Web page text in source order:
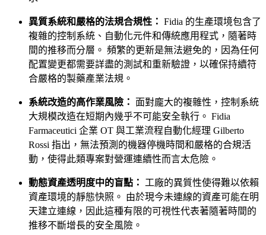
異質系統和嚴格的法規合規性： Fidia 的生產環境包含了
複雜的控制系統、自動化元件和傳統應用程式，隨著時
間的推移而分層。 頻繁的更新是無法避免的，因為任何
配置變更都需要詳盡的測試和重新驗證，以確保持續符
合嚴格的製藥產業法規。
系統改造的高作業風險：
面對龐大的複雜性，控制系統
大規模改造在短期內幾乎不可能安全執行。 Fidia
Farmaceutici 企業 OT 與工業流程自動化經理 Gilberto
Rossi 指出，無法預測的機器停機時間和嚴格的合規活
動，使得此類專案對營運連續性而言太危險。
動態資產透明度中的盲點： 工廠的異質性使得難以依賴
資產環境的靜態快照。 由於現今未連線的資產可能在明
天建立連線，因此這種有限的可視性代表著隨著時間的
推移不斷增長的安全風險。